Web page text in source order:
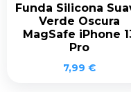
Funda Silicona
Verde Oscura
MagSafe iPhone
Pro
7,99 €